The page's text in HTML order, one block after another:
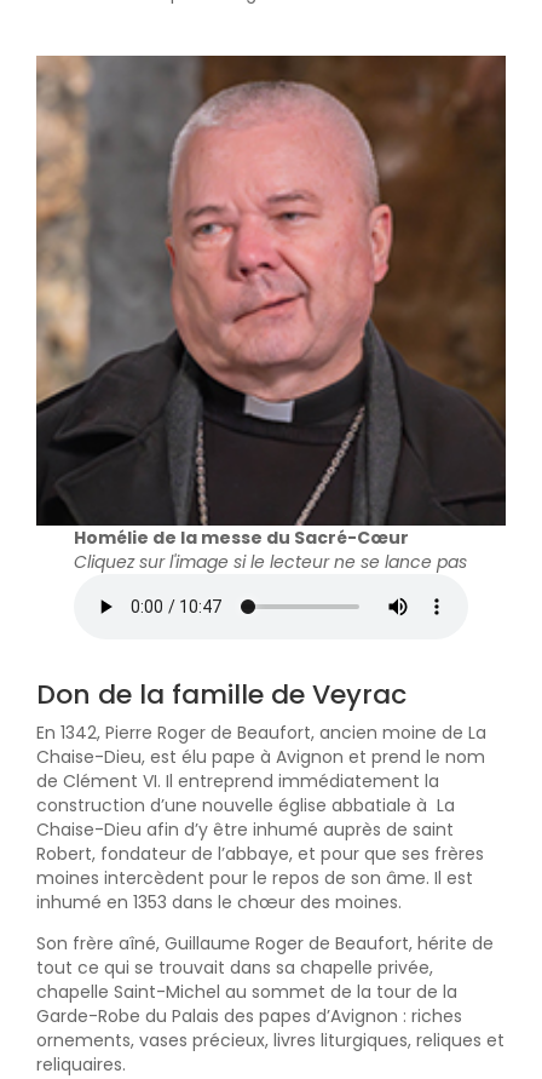
Homélie de la messe du Sacré-Cœur
Cliquez sur l'image si le lecteur ne se lance pas
Don de la famille de Veyrac
En 1342, Pierre Roger de Beaufort, ancien moine de La
Chaise-Dieu, est élu pape à Avignon et prend le nom
de Clément VI. Il entreprend immédiatement la
construction d’une nouvelle église abbatiale à La
Chaise-Dieu afin d’y être inhumé auprès de saint
Robert, fondateur de l’abbaye, et pour que ses frères
moines intercèdent pour le repos de son âme. Il est
inhumé en 1353 dans le chœur des moines.
Son frère aîné, Guillaume Roger de Beaufort, hérite de
tout ce qui se trouvait dans sa chapelle privée,
chapelle Saint-Michel au sommet de la tour de la
Garde-Robe du Palais des papes d’Avignon : riches
ornements, vases précieux, livres liturgiques, reliques et
reliquaires.